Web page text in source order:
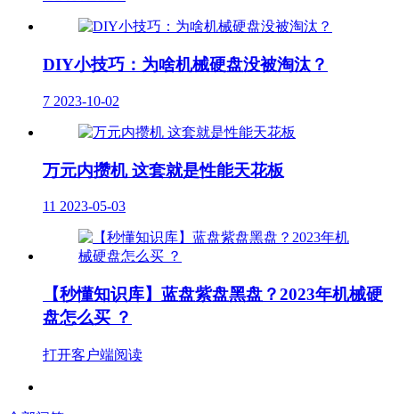
DIY小技巧：为啥机械硬盘没被淘汰？
7 2023-10-02
万元内攒机 这套就是性能天花板
11 2023-05-03
【秒懂知识库】蓝盘紫盘黑盘？2023年机械硬
盘怎么买 ？
打开客户端阅读